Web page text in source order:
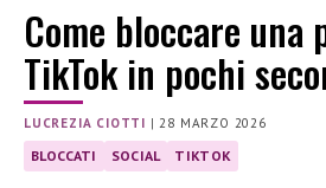
Come bloccare una
TikTok in pochi
LUCREZIA CIOTTI | 28 MARZO 2026
BLOCCATI SOCIAL TIKTOK